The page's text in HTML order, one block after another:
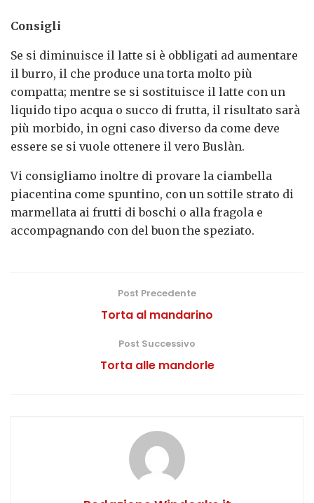
Consigli
Se si diminuisce il latte si è obbligati ad aumentare
il burro, il che produce una torta molto più
compatta; mentre se si sostituisce il latte con un
liquido tipo acqua o succo di frutta, il risultato sarà
più morbido, in ogni caso diverso da come deve
essere se si vuole ottenere il vero Buslàn.
Vi consigliamo inoltre di provare la ciambella
piacentina come spuntino, con un sottile strato di
marmellata ai frutti di boschi o alla fragola e
accompagnando con del buon the speziato.
Post Precedente
Torta al mandarino
Post Successivo
Torta alle mandorle